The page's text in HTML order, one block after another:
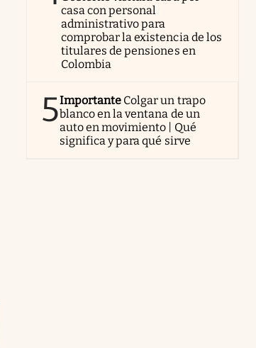
casa con personal
administrativo para
comprobar la existencia de los
titulares de pensiones en
Colombia
5Importante Colgar un trapo
blanco en la ventana de un
auto en movimiento | Qué
significa y para qué sirve